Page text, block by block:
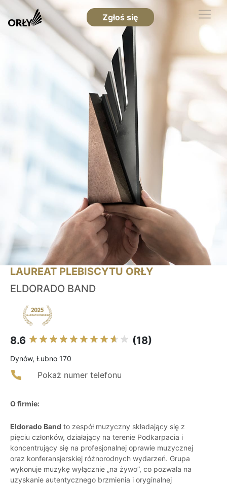
Zgłoś się
LAUREAT PLEBISCYTU ORŁY
ELDORADO BAND
8.6 (18)
Dynów, Łubno 170
Pokaż numer telefonu
O firmie:
Eldorado Band to zespół muzyczny składający się z
pięciu członków, działający na terenie Podkarpacia i
koncentrujący się na profesjonalnej oprawie muzycznej
oraz konferansjerskiej różnorodnych wydarzeń. Grupa
wykonuje muzykę wyłącznie „na żywo”, co pozwala na
uzyskanie autentycznego brzmienia i oryginalnej